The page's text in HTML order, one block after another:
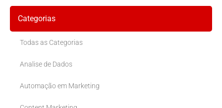
Categorias
Todas as Categorias
Analise de Dados
Automação em Marketing